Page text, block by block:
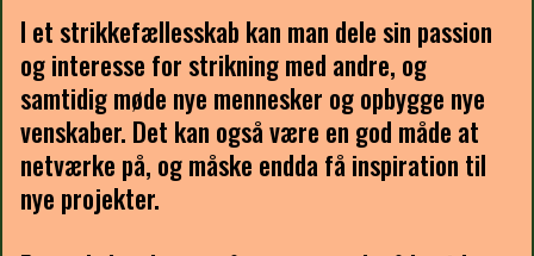
I et strikkefællesskab kan man dele sin passion
og interesse for strikning med andre, og
samtidig møde nye mennesker og opbygge nye
venskaber. Det kan også være en god måde at
netværke på, og måske endda få inspiration til
nye projekter.